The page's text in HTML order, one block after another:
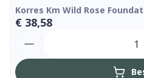
Korres Km Wild Rose
€ 38,58